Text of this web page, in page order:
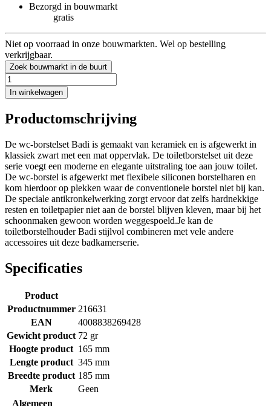
Bezorgd in bouwmarkt
gratis
Niet op voorraad in onze bouwmarkten. Wel op bestelling
verkrijgbaar.
Zoek bouwmarkt in de buurt
In winkelwagen
Productomschrijving
De wc-borstelset Badi is gemaakt van keramiek en is afgewerkt in
klassiek zwart met een mat oppervlak. De toiletborstelset uit deze
serie voegt een moderne en elegante uitstraling toe aan jouw toilet.
De wc-borstel is afgewerkt met flexibele siliconen borstelharen en
kom hierdoor op plekken waar de conventionele borstel niet bij kan.
De speciale antikronkelwerking zorgt ervoor dat zelfs hardnekkige
resten en toiletpapier niet aan de borstel blijven kleven, maar bij het
schoonmaken gewoon worden weggespoeld.Je kan de
toiletborstelhouder Badi stijlvol combineren met vele andere
accessoires uit deze badkamerserie.
Specificaties
Product
Productnummer 216631
EAN
4008838269428
Gewicht product 72 gr
Hoogte product 165 mm
Lengte product 345 mm
Breedte product 185 mm
Merk
Geen
Algemeen